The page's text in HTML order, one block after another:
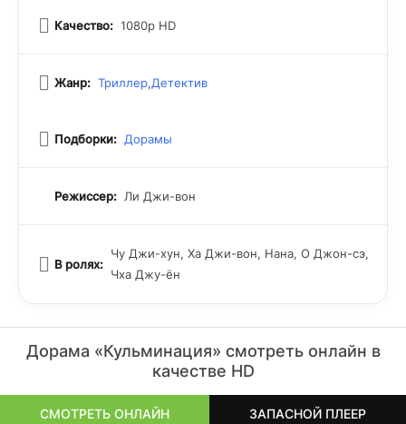
Качество: 1080p HD
Жанр: Триллер,Детектив
Подборки: Дорамы
Режиссер: Ли Джи-вон
В ролях:
Чу Джи-хун, Ха Джи-вон, Нана, О Джон-сэ,
Чха Джу-ён
Дорама «Кульминация» смотреть онлайн в
качестве HD
СМОТРЕТЬ ОНЛАЙН ЗАПАСНОЙ ПЛЕЕР